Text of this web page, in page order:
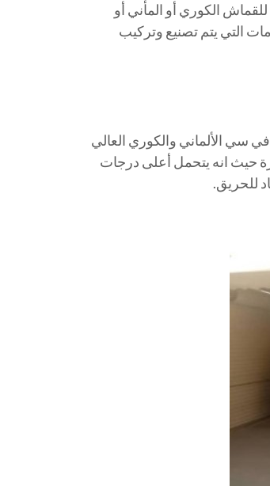
الكوري أو المأني أو
التي يتم تصنيع وتركيب
سي الألماني والكوري العالي
حيث انه يتحمل أعلى درجات